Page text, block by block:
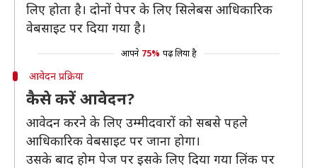
लिए होता है। दोनों पेपर के लिए सिलेबस आधिकारिक
वेबसाइट पर दिया गया है।
आपने 75% पढ़ लिया है
आवेदन प्रक्रिया
कैसे करें आवेदन?
आवेदन करने के लिए उम्मीदवारों को सबसे पहले
आधिकारिक वेबसाइट पर जाना होगा।
उसके बाद होम पेज पर इसके लिए दिया गया लिंक पर